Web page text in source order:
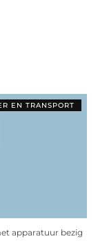
EN TRANSPORT
apparatuur bezig